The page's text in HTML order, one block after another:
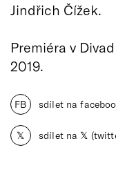
Jindřich Čížek.
Premiéra v
2019.
FB sdílet na
𝕏 sdílet na 𝕏